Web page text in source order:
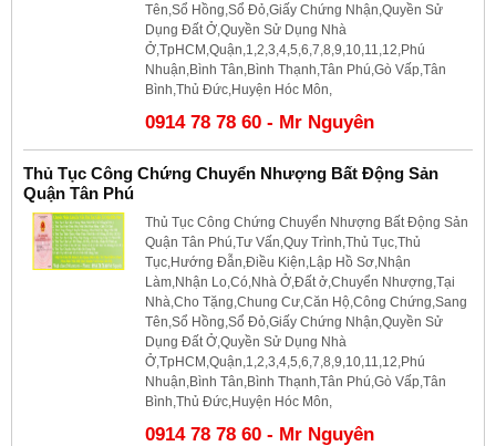
Tên,Sổ Hồng,Sổ Đỏ,Giấy Chứng Nhận,Quyền Sử
Dụng Đất Ở,Quyền Sử Dụng Nhà
Ở,TpHCM,Quận,1,2,3,4,5,6,7,8,9,10,11,12,Phú
Nhuận,Bình Tân,Bình Thạnh,Tân Phú,Gò Vấp,Tân
Bình,Thủ Đức,Huyện Hóc Môn,
0914 78 78 60 - Mr Nguyên
Thủ Tục Công Chứng Chuyển Nhượng Bất Động Sản
Quận Tân Phú
Thủ Tục Công Chứng Chuyển Nhượng Bất Động Sản
Quận Tân Phú,Tư Vấn,Quy Trình,Thủ Tục,Thủ
Tục,Hướng Đẫn,Điều Kiện,Lập Hồ Sơ,Nhận
Làm,Nhận Lo,Có,Nhà Ở,Đất ở,Chuyển Nhượng,Tại
Nhà,Cho Tặng,Chung Cư,Căn Hộ,Công Chứng,Sang
Tên,Sổ Hồng,Sổ Đỏ,Giấy Chứng Nhận,Quyền Sử
Dụng Đất Ở,Quyền Sử Dụng Nhà
Ở,TpHCM,Quận,1,2,3,4,5,6,7,8,9,10,11,12,Phú
Nhuận,Bình Tân,Bình Thạnh,Tân Phú,Gò Vấp,Tân
Bình,Thủ Đức,Huyện Hóc Môn,
0914 78 78 60 - Mr Nguyên